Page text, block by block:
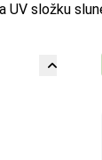
UV složku